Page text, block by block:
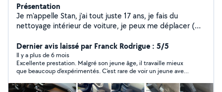
Présentation
Je m'appelle Stan, j'ai tout juste 17 ans, je fais du
nettoyage intérieur de voiture, je peux me déplacer (
qualité prix de particulier À partir de 35
Dernier avis laissé par Franck Rodrigue : 5/5
Il y a plus de 6 mois
Excellente prestation. Malgré son jeune âge, il travaille mieux
que beaucoup d’expérimentés. C’est rare de voir un jeune avec
fortement.